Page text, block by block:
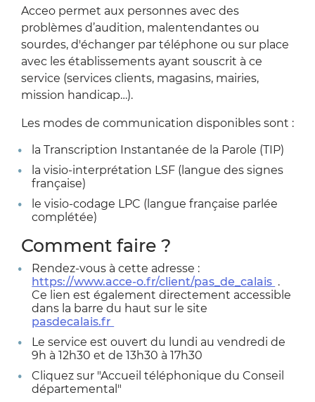
Acceo permet aux personnes avec des
problèmes d’audition, malentendantes ou
sourdes, d'échanger par téléphone ou sur place
avec les établissements ayant souscrit à ce
service (services clients, magasins, mairies,
mission handicap…).
Les modes de communication disponibles sont :
la Transcription Instantanée de la Parole (TIP)
la visio-interprétation LSF (langue des signes
française)
le visio-codage LPC (langue française parlée
complétée)
Comment faire ?
Rendez-vous à cette adresse :
https://www.acce-o.fr/client/pas_de_calais .
Ce lien est également directement accessible
dans la barre du haut sur le site
pasdecalais.fr
Le service est ouvert du lundi au vendredi de
9h à 12h30 et de 13h30 à 17h30
Cliquez sur "Accueil téléphonique du Conseil
départemental"